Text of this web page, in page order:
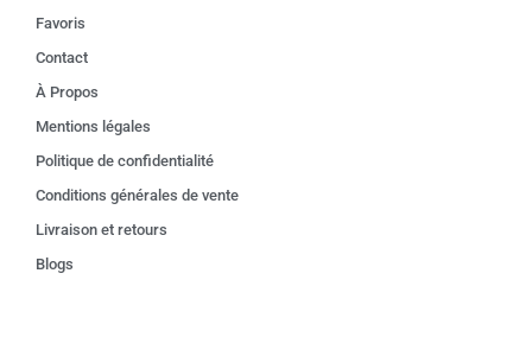
Favoris
Contact
À Propos
Mentions légales
Politique de confidentialité
Conditions générales de vente
Livraison et retours
Blogs